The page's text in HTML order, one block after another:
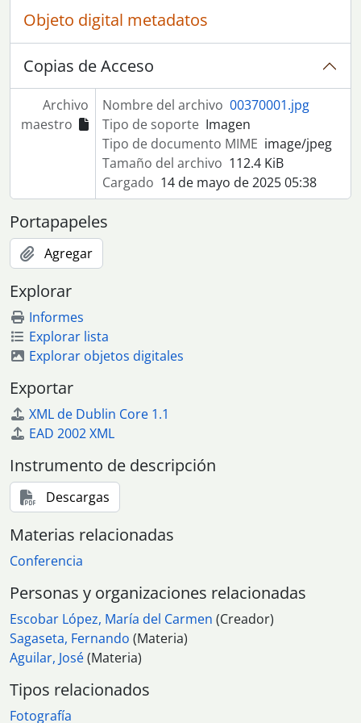
[Serie] 150 - Acto - mitin de CCOO en el Pabellón de México (Sevilla) con actuaciones musicales
[Serie] 151 - Manifestación en defensa de Nicaragua
[Serie] 152 - Manifestación en defensa de Nicaragua
[Serie] 153 - Reportaje sobre el puerto y los astilleros de Ayamonte
[Serie] 154 - Diputados del PCA: Antonio Romero, Alcaraz y reunión del área de cultura PCA
[Serie] 155 - Asamblea en Calatrava
[Serie] 156 - Reunión de la Secretaría de la Mujer de CCOO de Sevilla
[Serie] 157 - Hotel Los Lebreros
[Serie] 158 - Manifestación de apoyo al pueblo chileno
[Serie] 159 - Asamblea de mujeres del PCA
[Serie] 160 - Manifestación nocturna con banderas de Andalucía
[Serie] 161 - Interior de la fábrica de Hytasa
[Serie] 162 - Barrio obrero sin instalaciones
[Serie] 163 - Reunión de la Secretaría de la Mujer de CCOO confederal en Madrid
[Serie] 166 - II Congreso del Partido Comunista de Andalucía (PCA)
[Serie] 167 - Ponencia de Nicolás Sartorius en la escuela de formación sindical, en la sede de Morería y fotos de la sede
[Serie] 168 - Primeros planos de dirigentes de CCOO y del PCA
[Serie] 171 - Campaña por el sí para el referéndum del 28F en estadio Benito Villamarín
[Serie] 172 - Rueda de prensa del PCA, con participación de Santiago Carrillo y Antonio Gutiérrez (Guti) a favor del sí en el referéndum del 28F
[Serie] 173 - Candidatura del PCE en Gerena a las elecciones municipales de 1983
[Serie] 174 - Marineros de Ayamonte en la lonja de pescado ( venta del pescado ) y en la fábrica de hielo
[Serie] 175 - Manifestación de estudiantes
[Serie] 176 - Concentración de trabajadores de las empresas auxiliares de Astillero protagonistas de un encierro
[Serie] 178 - Marcha de las auxiliares de clínica reivindicando su equiparación a FP1
[Serie] 180 - Concierto de la banda Caótica
[Serie] 181 - Reunión del Comité de Empresa de Hytasa
[Serie] 182 - Manifestación y Concentración de Trabajadores del Comercio de Sevilla por el convenio
[Serie] 183 - Obras y trabajadores de la construcción
[Serie] 185 - Concentración de trabajadores de Ambulancias Salomón
[Serie] 186 - Reportaje sobre grandes almacenes
Objeto digital metadatos
Copias de Acceso
Archivo
maestro
Nombre del archivo 00370001.jpg
Tipo de soporte Imagen
Tipo de documento MIME image/jpeg
Tamaño del archivo 112.4 KiB
Cargado 14 de mayo de 2025 05:38
Portapapeles
Agregar
Explorar
Informes
Explorar lista
Explorar objetos digitales
Exportar
XML de Dublin Core 1.1
EAD 2002 XML
Instrumento de descripción
Descargas
Materias relacionadas
Conferencia
Personas y organizaciones relacionadas
Escobar López, María del Carmen (Creador)
Sagaseta, Fernando (Materia)
Aguilar, José(Materia)
Tipos relacionados
Fotografía